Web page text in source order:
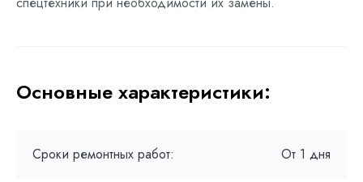
Основные характеристики:
Сроки ремонтных работ: От 1 дня